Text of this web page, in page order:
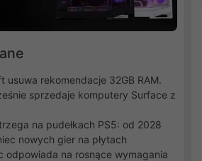
usuwa rekomendacje 32GB RAM.
sprzedaje komputery Surface z
na pudełkach PS5: od 2028
nowych gier na płytach
odpowiada na rosnące wymagania